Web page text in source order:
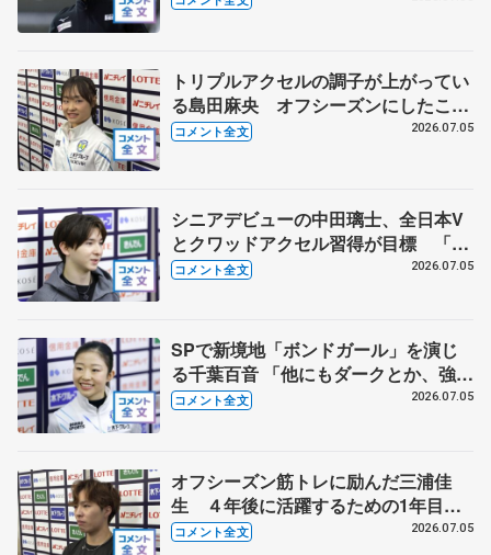
トリプルアクセルの調子が上がってい
る島田麻央 オフシーズンにしたこと
は... 【全日本シニア強化合宿】
コメント全文 2026.07.05
シニアデビューの中田璃士、全日本V
とクワッドアクセル習得が目標 「悔
いの残らない練習をして挑みたい」
コメント全文 2026.07.05
SPで新境地「ボンドガール」を演じ
る千葉百音 「他にもダークとか、強い
女系の候補の曲は結構あったんですけ
コメント全文 2026.07.05
オフシーズン筋トレに励んだ三浦佳
生 ４年後に活躍するための1年目
に 【全日本シニア強化合宿】
コメント全文 2026.07.05